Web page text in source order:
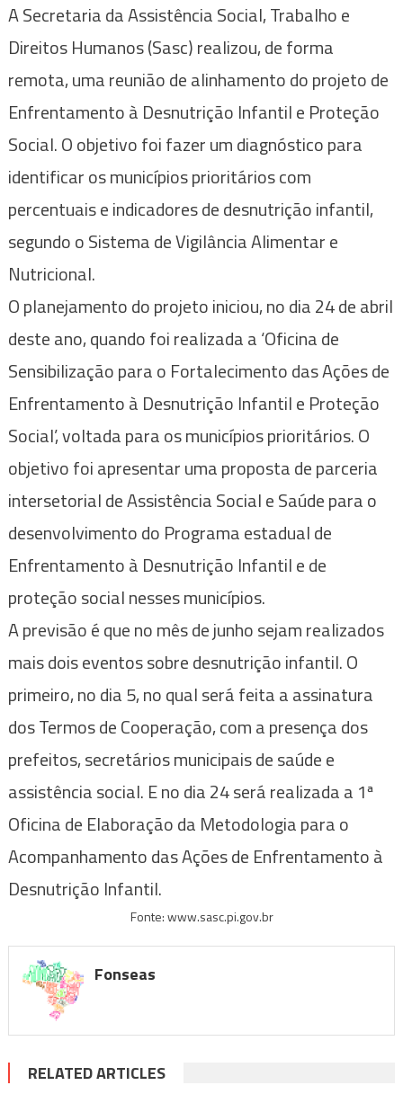
A Secretaria da Assistência Social, Trabalho e
Direitos Humanos (Sasc) realizou, de forma
remota, uma reunião de alinhamento do projeto de
Enfrentamento à Desnutrição Infantil e Proteção
Social. O objetivo foi fazer um diagnóstico para
identificar os municípios prioritários com
percentuais e indicadores de desnutrição infantil,
segundo o Sistema de Vigilância Alimentar e
Nutricional.
O planejamento do projeto iniciou, no dia 24 de abril
deste ano, quando foi realizada a ‘Oficina de
Sensibilização para o Fortalecimento das Ações de
Enfrentamento à Desnutrição Infantil e Proteção
Social’, voltada para os municípios prioritários. O
objetivo foi apresentar uma proposta de parceria
intersetorial de Assistência Social e Saúde para o
desenvolvimento do Programa estadual de
Enfrentamento à Desnutrição Infantil e de
proteção social nesses municípios.
A previsão é que no mês de junho sejam realizados
mais dois eventos sobre desnutrição infantil. O
primeiro, no dia 5, no qual será feita a assinatura
dos Termos de Cooperação, com a presença dos
prefeitos, secretários municipais de saúde e
assistência social. E no dia 24 será realizada a 1ª
Oficina de Elaboração da Metodologia para o
Acompanhamento das Ações de Enfrentamento à
Desnutrição Infantil.
Fonte: www.sasc.pi.gov.br
Fonseas
RELATED ARTICLES